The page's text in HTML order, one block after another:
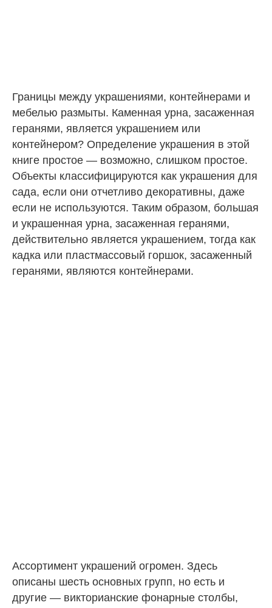
Границы между украшениями, контейнерами и
мебелью размыты. Каменная урна, засаженная
геранями, является украшением или
контейнером? Определение украшения в этой
книге простое — возможно, слишком простое.
Объекты классифицируются как украшения для
сада, если они отчетливо декоративны, даже
если не используются. Таким образом, большая
и украшенная урна, засаженная геранями,
действительно является украшением, тогда как
кадка или пластмассовый горшок, засаженный
геранями, являются контейнерами.
Ассортимент украшений огромен. Здесь
описаны шесть основных групп, но есть и
другие — викторианские фонарные столбы,